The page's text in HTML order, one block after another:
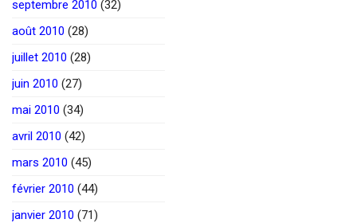
septembre 2010 (32)
août 2010 (28)
juillet 2010 (28)
juin 2010 (27)
mai 2010 (34)
avril 2010 (42)
mars 2010 (45)
février 2010 (44)
janvier 2010 (71)